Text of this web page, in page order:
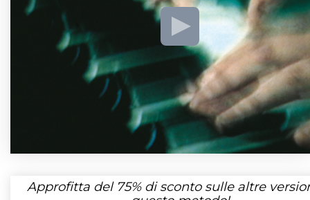
Approfitta del 75%di sconto sulle altre